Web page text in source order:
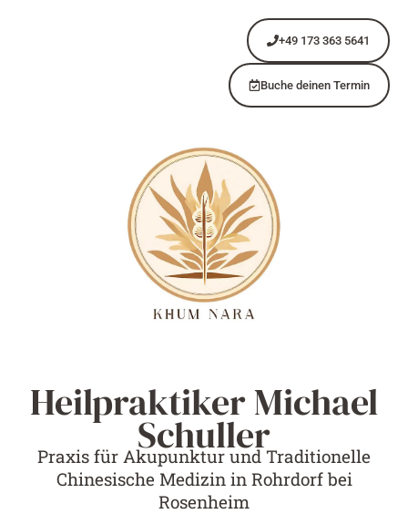
+49 173 363 5641
Buche deinen Termin
Heilpraktiker Michael
Schuller
Praxis für Akupunktur und Traditionelle
Chinesische Medizin in Rohrdorf bei
Rosenheim